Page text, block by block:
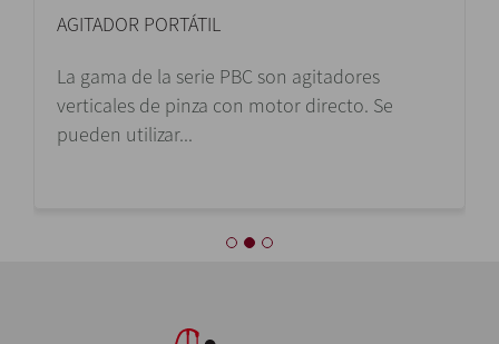
AGITADOR PORTÁTIL
La gama de la serie PBC son agitadores
verticales de pinza con motor directo. Se
pueden utilizar...